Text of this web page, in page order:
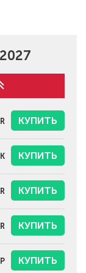
КУПИТЬ
КУПИТЬ
КУПИТЬ
КУПИТЬ
КУПИТЬ